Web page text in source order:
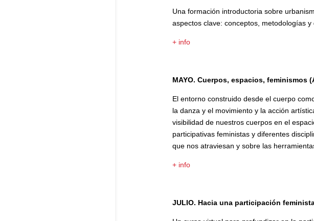
Una formación introductoria sobre
aspectos clave: conceptos, metodologías y
+ info
MAYO. Cuerpos, espacios, feminismos
El entorno construido desde el cuerpo
la danza y el movimiento y la acción
visibilidad de nuestros cuerpos en el
participativas feministas y diferentes
que nos atraviesan y sobre las
+ info
JULIO. Hacia una participación